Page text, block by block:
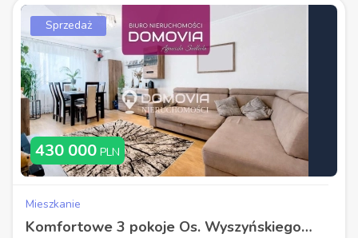
Sprzedaż
430 000 PLN
Mieszkanie
Komfortowe 3 pokoje Os. Wyszyńskiego Zamość